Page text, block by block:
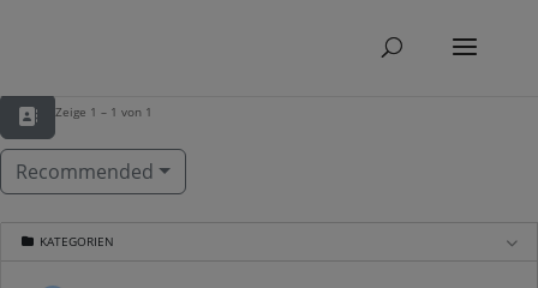
Zeige 1 – 1 von 1
Recommended
KATEGORIEN